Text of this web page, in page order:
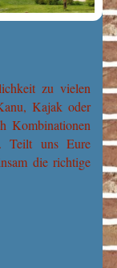
zu vielen
Kajak oder
Kombinationen
Teilt uns Eure
die richtige